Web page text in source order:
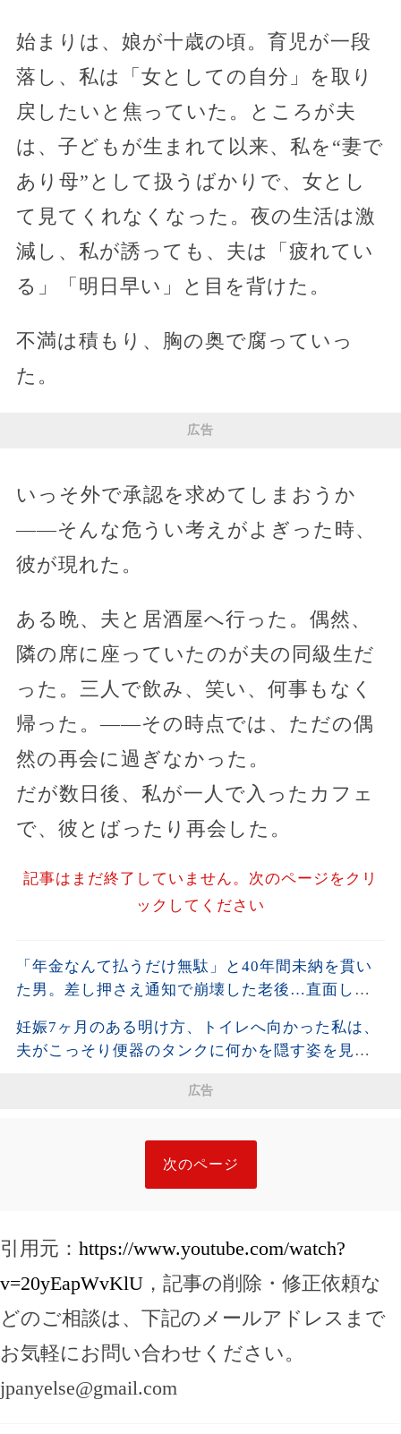
始まりは、娘が十歳の頃。育児が一段
落し、私は「女としての自分」を取り
戻したいと焦っていた。ところが夫
は、子どもが生まれて以来、私を“妻で
あり母”として扱うばかりで、女とし
て見てくれなくなった。夜の生活は激
減し、私が誘っても、夫は「疲れてい
る」「明日早い」と目を背けた。
不満は積もり、胸の奥で腐っていっ
た。
広告
いっそ外で承認を求めてしまおうか
――そんな危うい考えがよぎった時、
彼が現れた。
ある晩、夫と居酒屋へ行った。偶然、
隣の席に座っていたのが夫の同級生だ
った。三人で飲み、笑い、何事もなく
帰った。――その時点では、ただの偶
然の再会に過ぎなかった。
だが数日後、私が一人で入ったカフェ
で、彼とばったり再会した。
記事はまだ終了していません。次のページをクリ
ックしてください
「年金なんて払うだけ無駄」と40年間未納を貫い
た男。差し押さえ通知で崩壊した老後…直面した
妊娠7ヶ月のある明け方、トイレへ向かった私は、
夫がこっそり便器のタンクに何かを隠す姿を見て
は声も出せず凍りついた――
広告
次のページ
引用元： https://www.youtube.com/watch?
v=20yEapWvKlU ，記事の削除・修正依頼な
どのご相談は、下記のメールアドレスまで
お気軽にお問い合わせください。
jpanyelse@gmail.com